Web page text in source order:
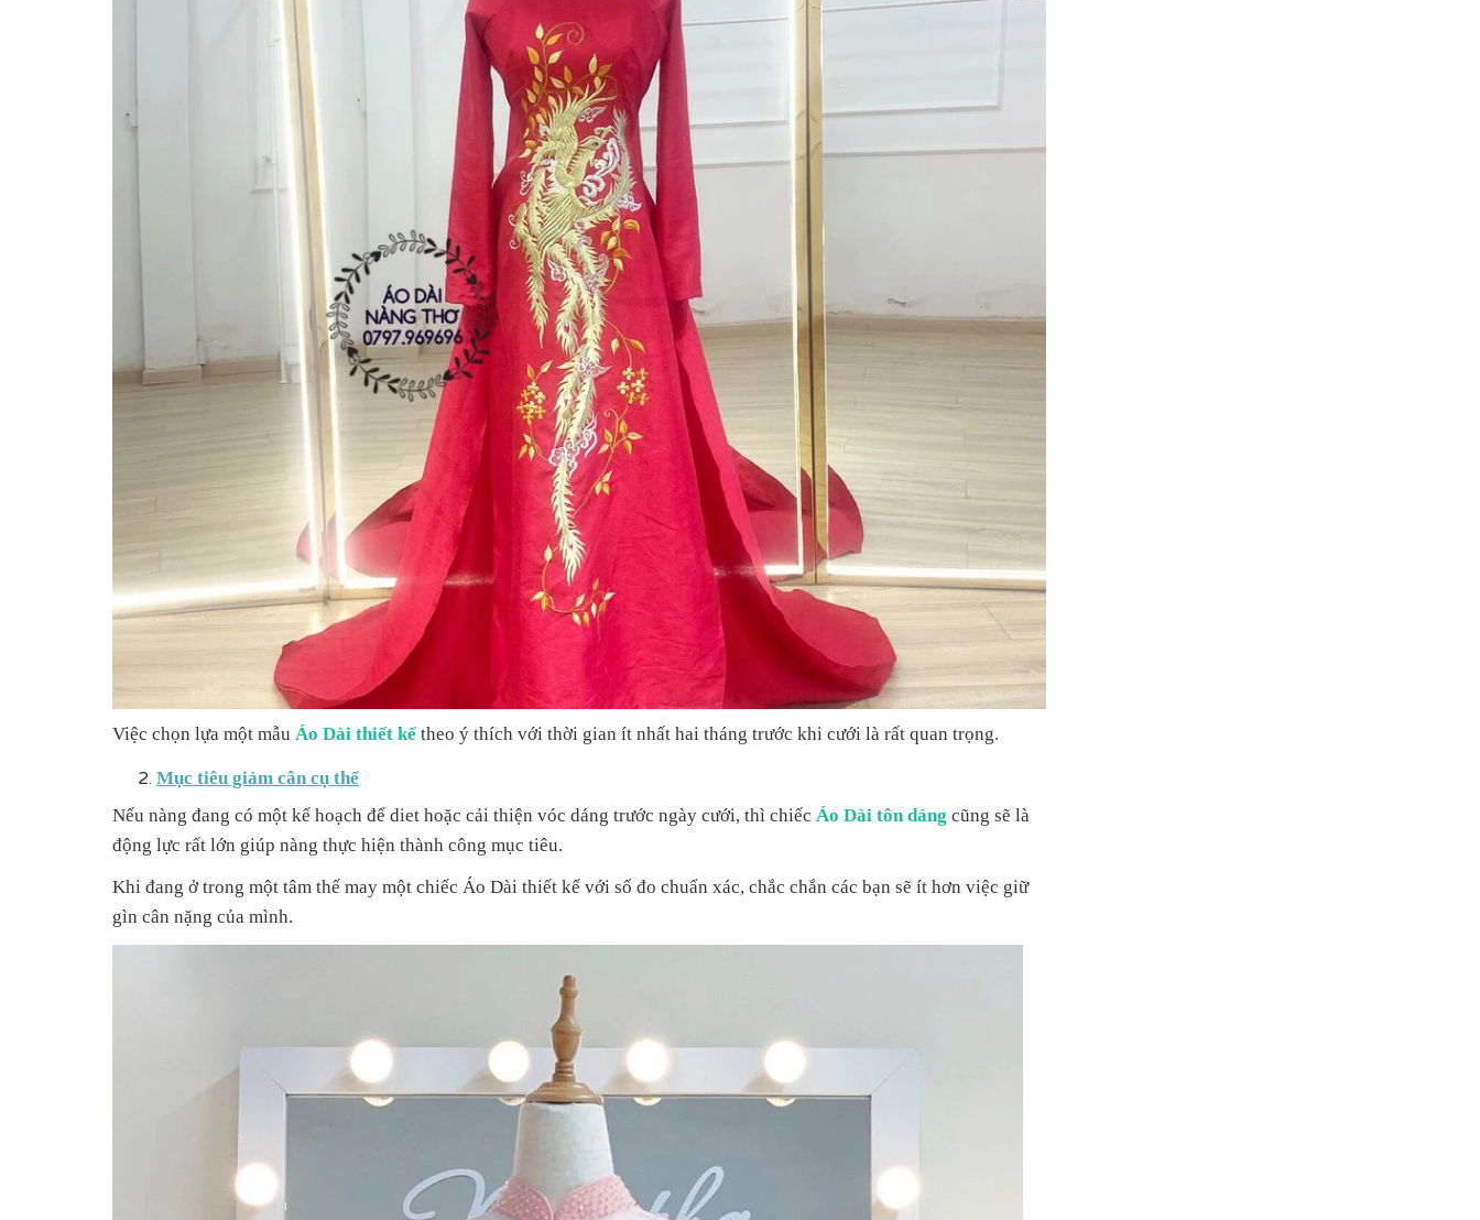
Việc chọn lựa một mẫu Áo Dài thiết kếtheo ý thích với thời gian ít nhất hai tháng trước khi cưới là rất quan trọng.
Mục tiêu giảm cân cụ thể
Nếu nàng đang có một kế hoạch để diet hoặc cải thiện vóc dáng trước ngày cưới, thì chiếc Áo Dài tôn dáng cũng sẽ là
động lực rất lớn giúp nàng thực hiện thành công mục tiêu.
Khi đang ở trong một tâm thế may một chiếc Áo Dài thiết kế với số đo chuẩn xác, chắc chắn các bạn sẽ ít hơn việc giữ
gìn cân nặng của mình.